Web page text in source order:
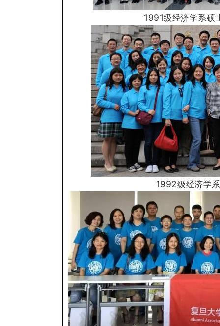
1991级经济学系硕
1992级经济学